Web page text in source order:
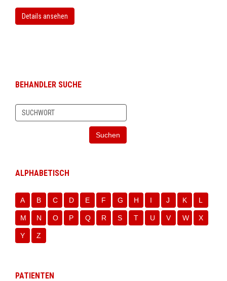
Details ansehen
BEHANDLER SUCHE
Suchen
ALPHABETISCH
A B C D E F G H I J K L
M N O P Q R S T U V W X
Y Z
PATIENTEN